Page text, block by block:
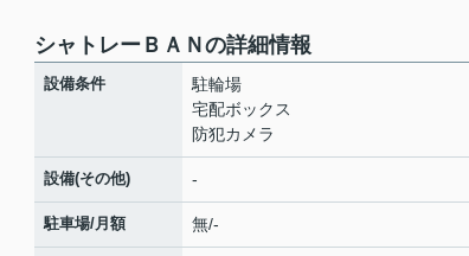
シャトレーＢＡＮの詳細情報
設備条件
駐輪場
宅配ボックス
防犯カメラ
設備(その他) -
駐車場/月額 無/-